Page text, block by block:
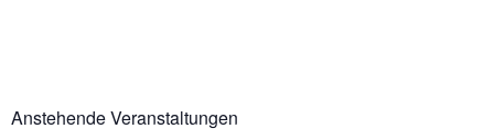
Anstehende Veranstaltungen